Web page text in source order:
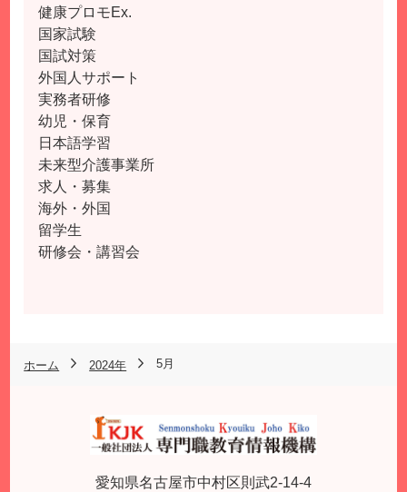
健康プロモEx.
国家試験
国試対策
外国人サポート
実務者研修
幼児・保育
日本語学習
未来型介護事業所
求人・募集
海外・外国
留学生
研修会・講習会
ホーム 2024年 5月
愛知県名古屋市中村区則武2-14-4